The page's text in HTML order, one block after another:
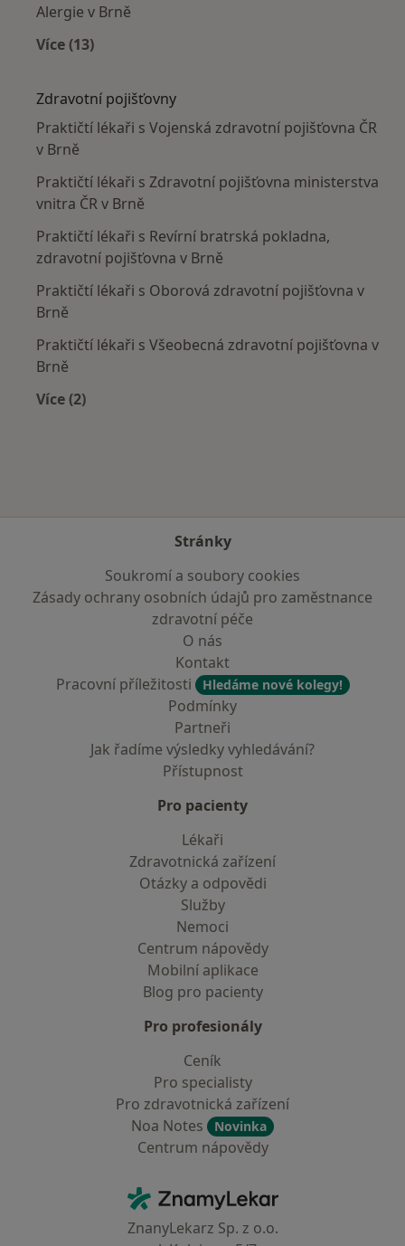
Alergie v Brně
Více (13)
Zdravotní pojišťovny
Praktičtí lékaři s Vojenská zdravotní pojišťovna ČR
v Brně
Praktičtí lékaři s Zdravotní pojišťovna ministerstva
vnitra ČR v Brně
Praktičtí lékaři s Revírní bratrská pokladna,
zdravotní pojišťovna v Brně
Praktičtí lékaři s Oborová zdravotní pojišťovna v
Brně
Praktičtí lékaři s Všeobecná zdravotní pojišťovna v
Brně
Více (2)
Stránky
Soukromí a soubory cookies
Zásady ochrany osobních údajů pro zaměstnance
zdravotní péče
O nás
Kontakt
Pracovní příležitosti
Hledáme nové kolegy!
Podmínky
Partneři
Jak řadíme výsledky vyhledávání?
Přístupnost
Pro pacienty
Lékaři
Zdravotnická zařízení
Otázky a odpovědi
Služby
Nemoci
Centrum nápovědy
Mobilní aplikace
Blog pro pacienty
Pro profesionály
Ceník
Pro specialisty
Pro zdravotnická zařízení
Noa Notes
Novinka
Centrum nápovědy
ZnamyLekar - Hlavní stránka
ZnanyLekarz Sp. z o.o.